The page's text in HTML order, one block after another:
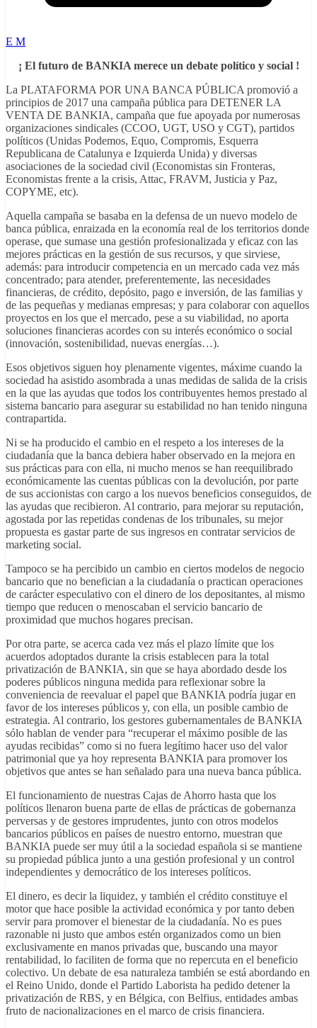
E M
¡ El futuro de BANKIA merece un debate político y social !
La PLATAFORMA POR UNA BANCA PÚBLICA promovió a
principios de 2017 una campaña pública para DETENER LA
VENTA DE BANKIA, campaña que fue apoyada por numerosas
organizaciones sindicales (CCOO, UGT, USO y CGT), partidos
políticos (Unidas Podemos, Equo, Compromis, Esquerra
Republicana de Catalunya e Izquierda Unida) y diversas
asociaciones de la sociedad civil (Economistas sin Fronteras,
Economistas frente a la crisis, Attac, FRAVM, Justicia y Paz,
COPYME, etc).
Aquella campaña se basaba en la defensa de un nuevo modelo de
banca pública, enraizada en la economía real de los territorios donde
operase, que sumase una gestión profesionalizada y eficaz con las
mejores prácticas en la gestión de sus recursos, y que sirviese,
además: para introducir competencia en un mercado cada vez más
concentrado; para atender, preferentemente, las necesidades
financieras, de crédito, depósito, pago e inversión, de las familias y
de las pequeñas y medianas empresas; y para colaborar con aquellos
proyectos en los que el mercado, pese a su viabilidad, no aporta
soluciones financieras acordes con su interés económico o social
(innovación, sostenibilidad, nuevas energías…).
Esos objetivos siguen hoy plenamente vigentes, máxime cuando la
sociedad ha asistido asombrada a unas medidas de salida de la crisis
en la que las ayudas que todos los contribuyentes hemos prestado al
sistema bancario para asegurar su estabilidad no han tenido ninguna
contrapartida.
Ni se ha producido el cambio en el respeto a los intereses de la
ciudadanía que la banca debiera haber observado en la mejora en
sus prácticas para con ella, ni mucho menos se han reequilibrado
económicamente las cuentas públicas con la devolución, por parte
de sus accionistas con cargo a los nuevos beneficios conseguidos, de
las ayudas que recibieron. Al contrario, para mejorar su reputación,
agostada por las repetidas condenas de los tribunales, su mejor
propuesta es gastar parte de sus ingresos en contratar servicios de
marketing social.
Tampoco se ha percibido un cambio en ciertos modelos de negocio
bancario que no benefician a la ciudadanía o practican operaciones
de carácter especulativo con el dinero de los depositantes, al mismo
tiempo que reducen o menoscaban el servicio bancario de
proximidad que muchos hogares precisan.
Por otra parte, se acerca cada vez más el plazo límite que los
acuerdos adoptados durante la crisis establecen para la total
privatización de BANKIA, sin que se haya abordado desde los
poderes públicos ninguna medida para reflexionar sobre la
conveniencia de reevaluar el papel que BANKIA podría jugar en
favor de los intereses públicos y, con ella, un posible cambio de
estrategia. Al contrario, los gestores gubernamentales de BANKIA
sólo hablan de vender para “recuperar el máximo posible de las
ayudas recibidas” como si no fuera legítimo hacer uso del valor
patrimonial que ya hoy representa BANKIA para promover los
objetivos que antes se han señalado para una nueva banca pública.
El funcionamiento de nuestras Cajas de Ahorro hasta que los
políticos llenaron buena parte de ellas de prácticas de gobernanza
perversas y de gestores imprudentes, junto con otros modelos
bancarios públicos en países de nuestro entorno, muestran que
BANKIA puede ser muy útil a la sociedad española si se mantiene
su propiedad pública junto a una gestión profesional y un control
independientes y democrático de los intereses políticos.
El dinero, es decir la liquidez, y también el crédito constituye el
motor que hace posible la actividad económica y por tanto deben
servir para promover el bienestar de la ciudadanía. No es pues
razonable ni justo que ambos estén organizados como un bien
exclusivamente en manos privadas que, buscando una mayor
rentabilidad, lo faciliten de forma que no repercuta en el beneficio
colectivo. Un debate de esa naturaleza también se está abordando en
el Reino Unido, donde el Partido Laborista ha pedido detener la
privatización de RBS, y en Bélgica, con Belfius, entidades ambas
fruto de nacionalizaciones en el marco de crisis financiera.